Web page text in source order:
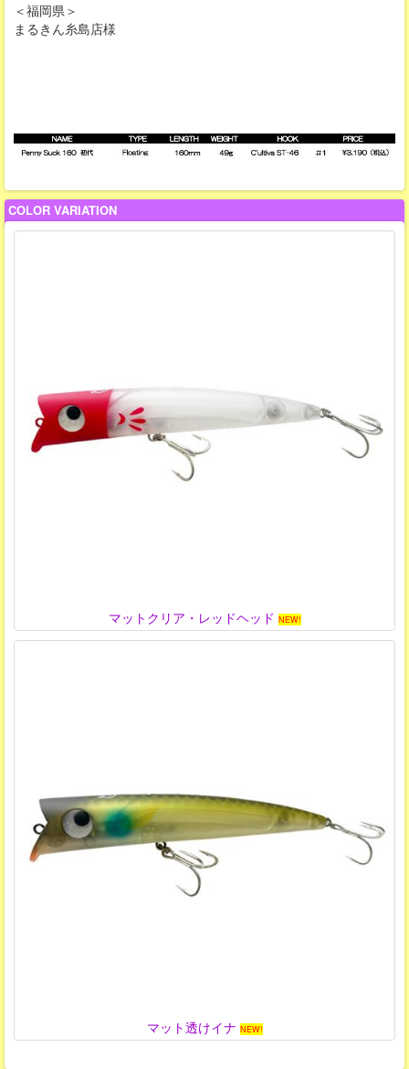
＜福岡県＞
まるきん糸島店様
COLOR VARIATION
マットクリア・レッドヘッド NEW!
マット透けイナ NEW!